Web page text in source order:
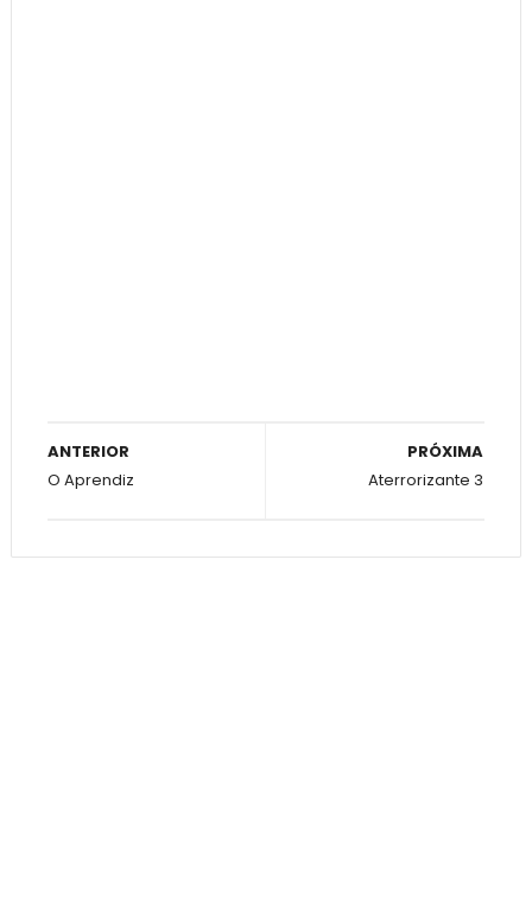
PRÓXIMA
Aterrorizante 3
ANTERIOR
O Aprendiz